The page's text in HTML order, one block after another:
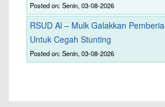
Posted on: Senin, 03-08-2026
RSUD Al – Mulk Galakkan
Untuk Cegah Stunting
Posted on: Senin, 03-08-2026